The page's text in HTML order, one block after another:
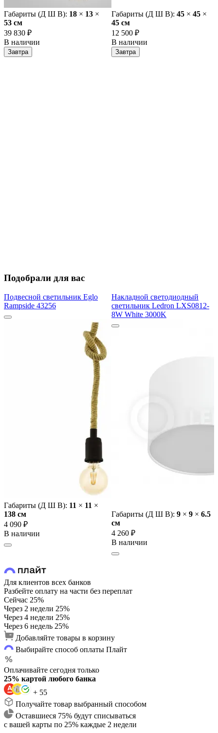
Габариты (Д Ш В): 18 × 13 ×
53 cм
39 830 ₽
В наличии
Завтра
Габариты (Д Ш В): 45 × 45 ×
45 cм
12 500 ₽
В наличии
Завтра
Подобрали для вас
Подвесной светильник Eglo
Rampside 43256
Габариты (Д Ш В): 11 × 11 ×
138 cм
4 090 ₽
В наличии
Накладной светодиодный
светильник Ledron LXS0812-
8W White 3000K
Габариты (Д Ш В): 9 × 9 × 6.5
cм
4 260 ₽
В наличии
Для клиентов всех банков
Разбейте оплату на части без переплат
Сейчас 25%
Через 2 недели 25%
Через 4 недели 25%
Через 6 недель 25%
Добавляйте товары в корзину
Выбирайте способ оплаты Плайт
Оплачивайте сегодня только
25% картой любого банка
+ 55
Получайте товар выбранный способом
Оставшиеся 75% будут списываться
с вашей карты по 25% каждые 2 недели